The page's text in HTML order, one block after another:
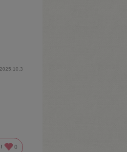
2025.10.3
0